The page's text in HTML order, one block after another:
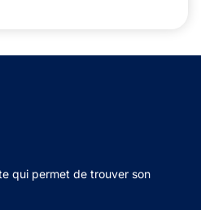
qui permet de trouver son